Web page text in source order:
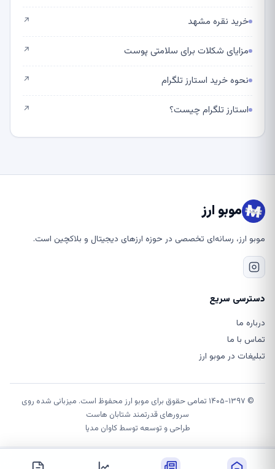
خرید نقره مشهد ↗
مزایای شکلات برای سلامتی پوست ↗
نحوه خرید استارز تلگرام ↗
استارز تلگرام چیست؟ ↗
موبو ارز
موبو ارز، رسانه‌ای تخصصی در حوزه ارزهای دیجیتال و بلاکچین است.
دسترسی سریع
درباره ما
تماس با ما
تبلیغات در موبو ارز
© ۱۴۰۵-۱۳۹۷ تمامی حقوق برای موبو ارز محفوظ است. میزبانی شده روی
سرورهای قدرتمند شتابان هاست
طراحی و توسعه توسطکاوان مدیا